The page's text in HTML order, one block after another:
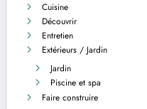
Cuisine
Découvrir
Entretien
Extérieurs / Jardin
Jardin
Piscine et spa
Faire construire